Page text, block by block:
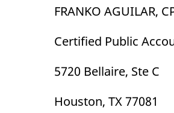
FRANKO AGUILAR,
Certified Public
5720 Bellaire, Ste C
Houston, TX 77081